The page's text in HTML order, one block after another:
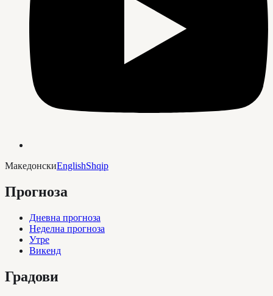
МакедонскиEnglishShqip
Прогноза
Дневна прогноза
Неделна прогноза
Утре
Викенд
Градови